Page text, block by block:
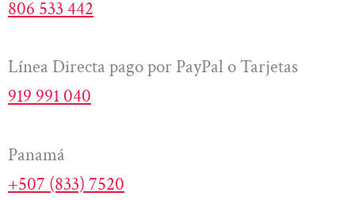
806 533 442
Línea Directa pago por PayPal o Tarjetas
919 991 040
Panamá
+507 (833) 7520